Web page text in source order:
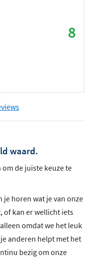
8
waard.
de juiste keuze te
je horen wat je van onze
of kan er wellicht iets
omdat we het leuk
anderen helpt met het
bezig om onze